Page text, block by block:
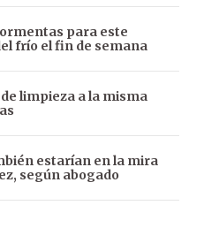
para este
frío el fin de semana
limpieza a la misma
estarían en la mira
según abogado